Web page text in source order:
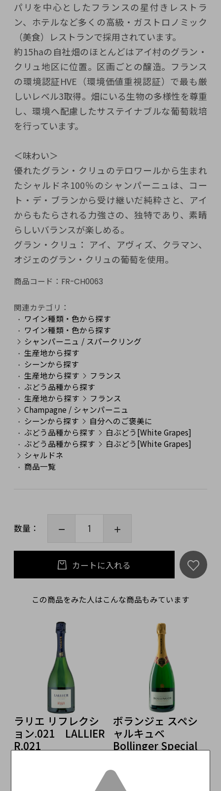
パリを中心としたフランスの星付きレストラ
ン、ホテルなど多くの高級・ガストロノミック
（美食）レストランで採用されています。
約15haの自社畑のほとんどはアイ村のグラン・
クリュ地区に位置。区画ごとの醸造。フランス
の環境認証HVE（環境価値重視認証）で最も厳
しいレベル3取得。畑にいる生物の多様性を尊重
し、環境へ配慮したサステイナブルな葡萄栽培
を行っています。
＜味わい＞
優れたグラン・クリュのテロワールから生まれ
たシャルドネ100％のシャンパーニュは、コー
ト・デ・ブランから受け継いだ純粋さと、アイ
からもたらされる力強さの、独特であり、素晴
らしいバランスが楽しめる。
グラン・クリュ： アイ、アヴィズ、クラマン、
オジェのグラン・クリュの葡萄を使用。
商品コード： FR-CH0063
関連カテゴリ：
ワイン種類・色から探す
ワイン種類・色から探す
シャンパーニュ / スパークリング
生産地から探す
シーンから探す
生産地から探す
フランス
ぶどう品種から探す
生産地から探す
フランス
Champagne / シャンパーニュ
シーンから探す
自分へのご褒美に
ぶどう品種から探す
白ぶどう[White Grapes]
ぶどう品種から探す
白ぶどう[White Grapes]
シャルドネ
商品一覧
数量：
カートに入れる
この商品をみた人はこんな商品もみています
ラリエ リフレクシ
ョン.021 LALLIER
R.021
ボランジェ スペシ
ャルキュベ
Bollinger Special
11,990円